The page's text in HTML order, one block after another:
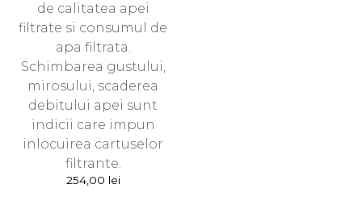
de calitatea apei
filtrate si consumul de
apa filtrata.
Schimbarea gustului,
mirosului, scaderea
debitului apei sunt
indicii care impun
inlocuirea cartuselor
filtrante.
254,00 lei